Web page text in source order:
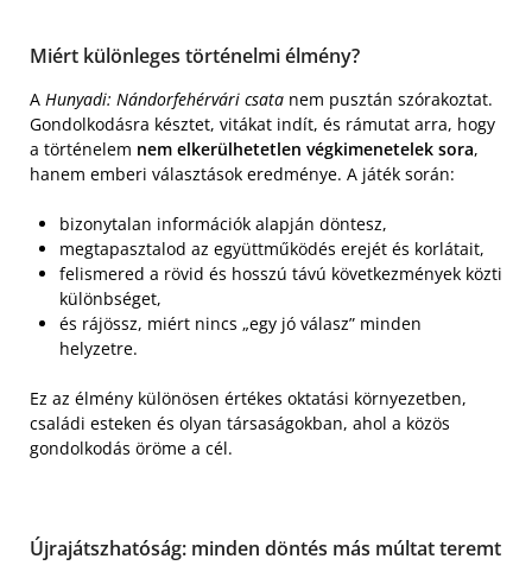
Miért különleges történelmi élmény?
A Hunyadi: Nándorfehérvári csata nem pusztán szórakoztat.
Gondolkodásra késztet, vitákat indít, és rámutat arra, hogy
a történelem nem elkerülhetetlen végkimenetelek sora,
hanem emberi választások eredménye. A játék során:
bizonytalan információk alapján döntesz,
megtapasztalod az együttműködés erejét és korlátait,
felismered a rövid és hosszú távú következmények közti
különbséget,
és rájössz, miért nincs „egy jó válasz” minden
helyzetre.
Ez az élmény különösen értékes oktatási környezetben,
családi esteken és olyan társaságokban, ahol a közös
gondolkodás öröme a cél.
Újrajátszhatóság: minden döntés más múltat teremt